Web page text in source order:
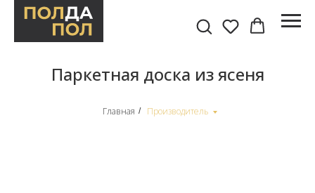
Паркетная доска из ясеня
Главная / Производитель